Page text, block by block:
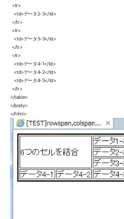
</table>
</body>
</html>